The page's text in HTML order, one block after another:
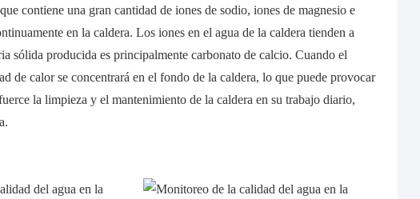
contiene una gran cantidad de iones de sodio, iones de magnesio e
en la caldera. Los iones en el agua de la caldera tienden a
sólida producida es principalmente carbonato de calcio. Cuando el
de calor se concentrará en el fondo de la caldera, lo que puede provocar
la limpieza y el mantenimiento de la caldera en su trabajo diario,